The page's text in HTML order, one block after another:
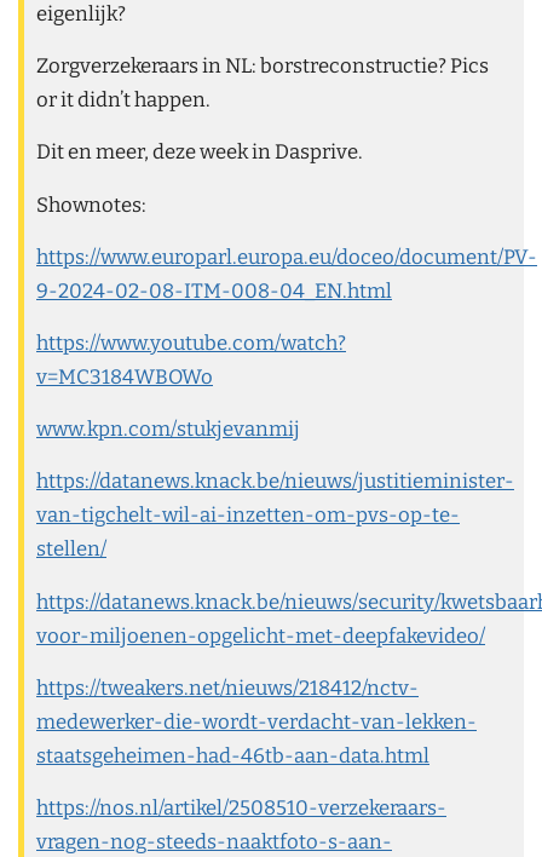
eigenlijk?
Zorgverzekeraars in NL: borstreconstructie? Pics
or it didn’t happen.
Dit en meer, deze week in Dasprive.
Shownotes:
https://www.europarl.europa.eu/doceo/document/PV-
9-2024-02-08-ITM-008-04_EN.html
https://www.youtube.com/watch?
v=MC3184WBOWo
www.kpn.com/stukjevanmij
https://datanews.knack.be/nieuws/justitieminister-
van-tigchelt-wil-ai-inzetten-om-pvs-op-te-
stellen/
https://datanews.knack.be/nieuws/security/
voor-miljoenen-opgelicht-met-deepfakevideo/
https://tweakers.net/nieuws/218412/nctv-
medewerker-die-wordt-verdacht-van-lekken-
staatsgeheimen-had-46tb-aan-data.html
https://nos.nl/artikel/2508510-verzekeraars-
vragen-nog-steeds-naaktfoto-s-aan-